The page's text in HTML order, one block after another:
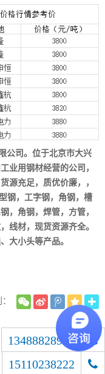
公司。位于北京市大兴
业用钢材经营的公司，
源充足，质优价廉，，
钢，工字钢，角钢，槽
，角钢，焊管，方管，
线材，现货资源齐全。
大小头等产品。
13488828900
15110238222